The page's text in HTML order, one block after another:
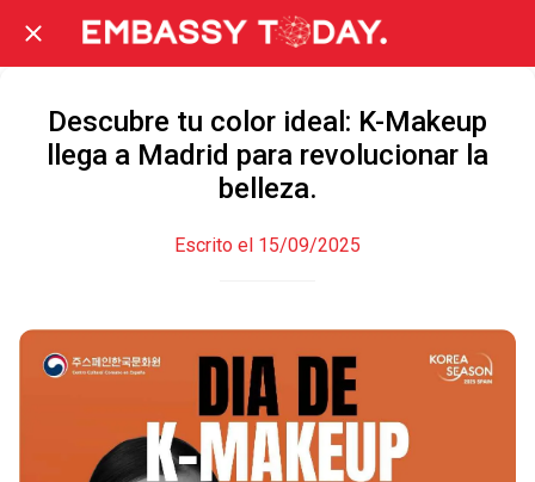
Descubre tu color ideal: K-Makeup
llega a Madrid para revolucionar la
belleza.
Escrito el 15/09/2025